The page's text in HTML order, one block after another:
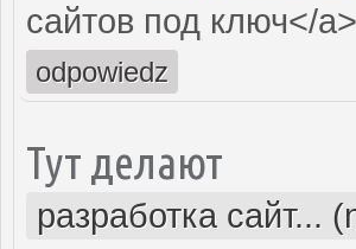
сайтов под ключ</a>
odpowiedz
Тут делают
разработка сайт...